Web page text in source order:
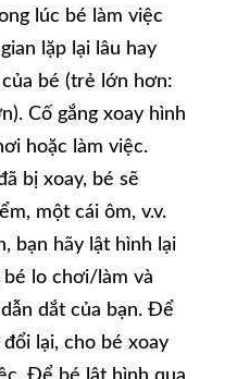
lúc bé làm việc
lặp lại lâu hay
bé (trẻ lớn hơn:
Cố gắng xoay hình
hoặc làm việc.
bị xoay, bé sẽ
một cái ôm, v.v.
bạn hãy lật hình lại
lo chơi/làm và
dắt của bạn. Để
lại, cho bé xoay